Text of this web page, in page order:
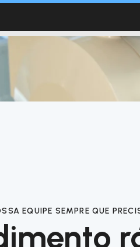
EQUIPE SEMPRE QUE